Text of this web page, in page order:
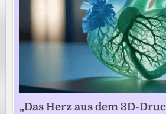
„Das Herz aus dem 3D-